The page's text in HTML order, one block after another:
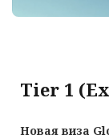
Tier 1
Новая виза